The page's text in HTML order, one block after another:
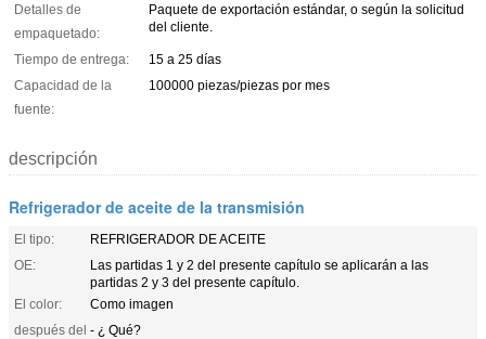
Detalles de
empaquetado:
Paquete de exportación estándar, o según la solicitud
del cliente.
Tiempo de entrega:
15 a 25 días
Capacidad de la
fuente:
100000 piezas/piezas por mes
descripción
Refrigerador de aceite de la transmisión
El tipo:
REFRIGERADOR DE ACEITE
OE:
Las partidas 1 y 2 del presente capítulo se aplicarán a las
partidas 2 y 3 del presente capítulo.
El color:
Como imagen
después del - ¿ Qué?